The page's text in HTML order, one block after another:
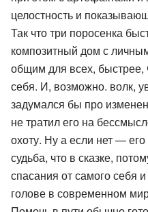
целостность и
Так что три поросенка
композитный дом с
общим для всех,
себя. И, возможно. волк,
задумался бы про
не тратил его на
охоту. Ну а если нет —
судьба, что в сказке,
спасания от самого себя
голове в современном